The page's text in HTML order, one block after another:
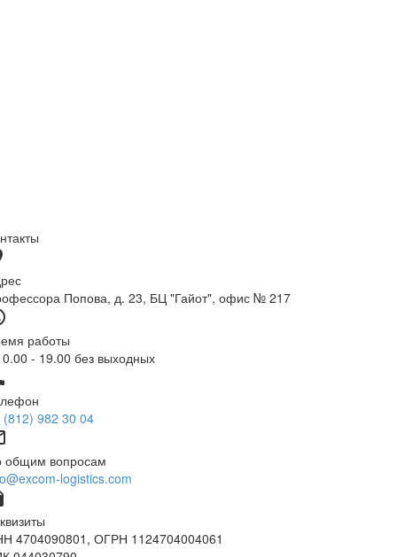
Попова, д. 23, БЦ "Гайот", офис № 217
работы
- 19.00 без выходных
(812) 982 30 04
общим вопросам
logistics.com
4704090801, ОГРН 1124704004061